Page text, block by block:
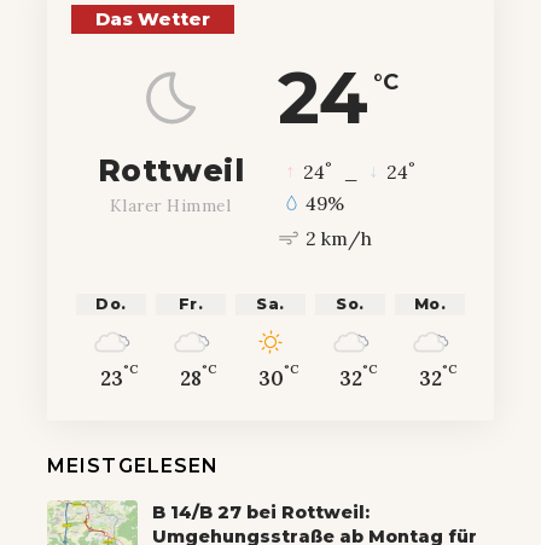
Das Wetter
24 °C
Rottweil
Klarer Himmel
24° 24°
49%
2 km/h
Do.
23°C
Fr.
28°C
Sa.
30°C
So.
32°C
Mo.
32°C
MEISTGELESEN
B 14/B 27 bei Rottweil:
Umgehungsstraße ab Montag für